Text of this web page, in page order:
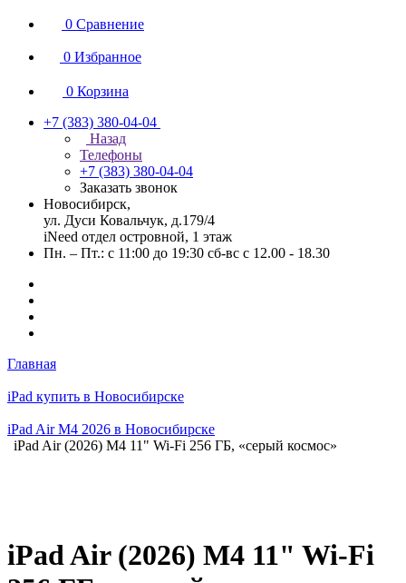
0 Сравнение
0 Избранное
0 Корзина
+7 (383) 380-04-04
Назад
Телефоны
+7 (383) 380-04-04
Заказать звонок
Новосибирск,
ул. Дуси Ковальчук, д.179/4
iNeed отдел островной, 1 этаж
Пн. – Пт.: с 11:00 до 19:30 сб-вс с 12.00 - 18.30
Главная
iPad купить в Новосибирске
iPad Air M4 2026 в Новосибирске
iPad Air (2026) M4 11" Wi-Fi 256 ГБ, «серый космос»
iPad Air (2026) M4 11" Wi-Fi